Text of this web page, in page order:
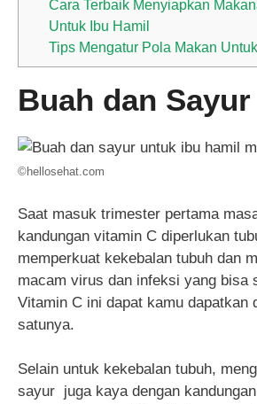
Cara Terbaik Menyiapkan
Untuk Ibu Hamil
Tips Mengatur Pola Makan
Buah dan Sayur
©hellosehat.com
Saat masuk trimester pertama
kandungan vitamin C diperlukan
memperkuat kekebalan tubuh dan
macam virus dan infeksi yang bisa
Vitamin C ini dapat kamu dapatkan
satunya.
Selain untuk kekebalan tubuh,
sayur juga kaya dengan